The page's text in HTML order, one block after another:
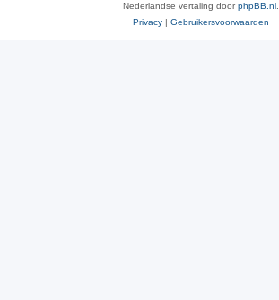
Nederlandse vertaling doorphpBB.nl.
Privacy | Gebruikersvoorwaarden